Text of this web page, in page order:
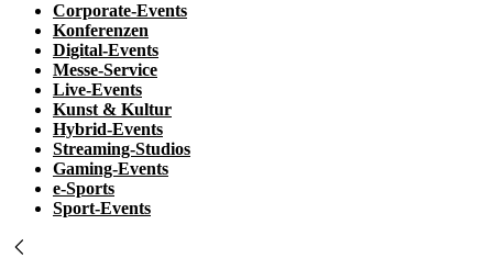
Corporate-Events
Konferenzen
Digital-Events
Messe-Service
Live-Events
Kunst & Kultur
Hybrid-Events
Streaming-Studios
Gaming-Events
e-Sports
Sport-Events